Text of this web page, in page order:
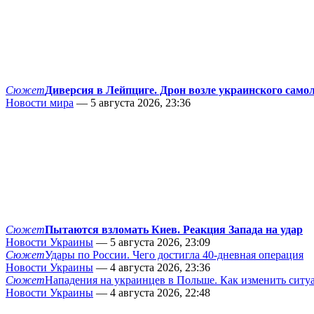
СюжетДиверсия в Лейпциге. Дрон возле украинского
Новости мира — 5 августа 2026, 23:36
СюжетПытаются взломать Киев. Реакция Запада на удар
Новости Украины — 5 августа 2026, 23:09
СюжетУдары по России. Чего достигла 40-дневная операция
Новости Украины — 4 августа 2026, 23:36
СюжетНападения на украинцев в Польше. Как изменить
Новости Украины — 4 августа 2026, 22:48